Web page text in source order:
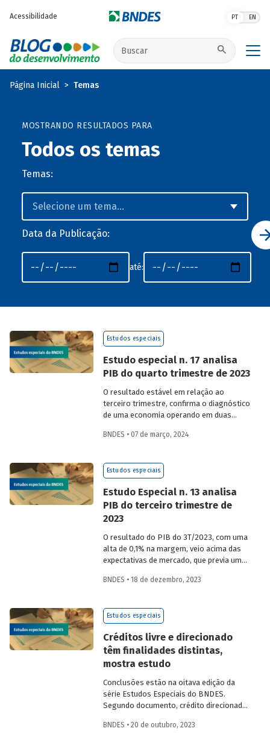
Acessibilidade PT EN
Buscar no site
Página Inicial Temas
MOSTRANDO RESULTADOS PARA
Todos os temas
Temas:
Data da Publicação:
até:
Estudos especiais
Estudo especial n. 17 analisa
PIB do quarto trimestre de 2023
O resultado estável em relação ao
terceiro trimestre, confirma o diagnóstico
de uma economia operando em duas
com expansão nos dois primeiros
últimos seis meses.
BNDES • 07 de março, 2024
Estudos especiais
Estudo Especial n. 13 analisa
PIB do terceiro trimestre de
2023
O resultado do PIB do 3T/2023, com uma
alta de 0,1% na margem, veio acima das
expectativas de mercado, que previa uma
nível da atividade econômica renovou seu
linha com a tendência observada entre
2017 e 2019, que teve uma alta de 0,5% ao
anualizados.
BNDES • 18 de dezembro, 2023
Estudos especiais
Créditos livre e direcionado
têm finalidades distintas,
mostra estudo
Conclusões estão na oitava edição da
série Estudos Especiais do BNDES.
Segundo documento, crédito direcionado
segmentos específicos, e o livre se
BNDES • 20 de outubro, 2023